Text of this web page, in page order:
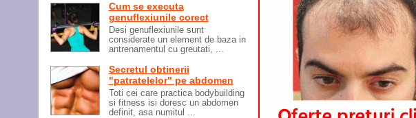
Cum se executa
genuflexiunile corect
Desi genuflexiunile sunt
considerate un element de baza in
antrenamentul cu greutati, ...
Secretul obtinerii
"patratelelor" pe abdomen
Toti cei care practica bodybuilding
si fitness isi doresc un abdomen
definit, asa numitul ...